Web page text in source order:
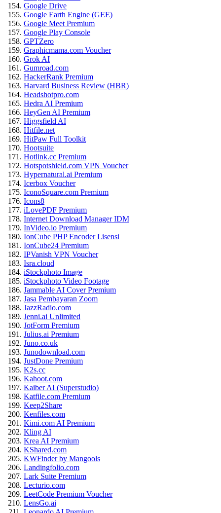
Google Drive
Google Earth Engine (GEE)
Google Meet Premium
Google Play Console
GPTZero
Graphicmama.com Voucher
Grok AI
Gumroad.com
HackerRank Premium
Harvard Business Review (HBR)
Headshotpro.com
Hedra AI Premium
HeyGen AI Premium
Higgsfield AI
Hitfile.net
HitPaw Full Toolkit
Hootsuite
Hotlink.cc Premium
Hotspotshield.com VPN Voucher
Hypernatural.ai Premium
Icerbox Voucher
IconoSquare.com Premium
Icons8
iLovePDF Premium
Internet Download Manager IDM
InVideo.io Premium
IonCube PHP Encoder Lisensi
IonCube24 Premium
IPVanish VPN Voucher
Isra.cloud
iStockphoto Image
iStockphoto Video Footage
Jammable AI Cover Premium
Jasa Pembayaran Zoom
JazzRadio.com
Jenni.ai Unlimited
JotForm Premium
Julius.ai Premium
Juno.co.uk
Junodownload.com
JustDone Premium
K2s.cc
Kahoot.com
Kaiber AI (Superstudio)
Katfile.com Premium
Keep2Share
Kenfiles.com
Kimi.com AI Premium
Kling AI
Krea AI Premium
KShared.com
KWFinder by Mangools
Landingfolio.com
Lark Suite Premium
Lecturio.com
LeetCode Premium Voucher
LensGo.ai